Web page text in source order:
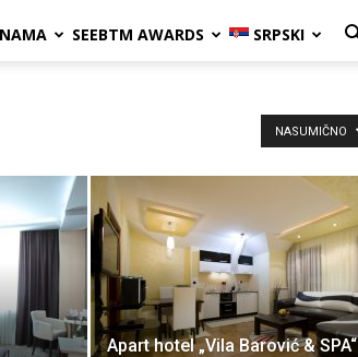
SEEBTM AWARDS SRPSKI
NASUMIČNO
Apart hotel „Vila Barović & SPA“